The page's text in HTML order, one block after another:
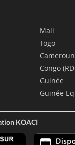
Mali
Togo
Cameroun
Congo
Guinée
Guinée
KOACI